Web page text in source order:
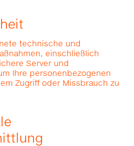
technische und
einschließlich
Server und
Ihre personenbezogenen
Zugriff oder Missbrauch zu